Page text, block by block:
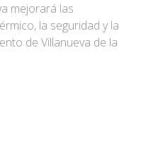
mejorará las
la seguridad y la
de Villanueva de la